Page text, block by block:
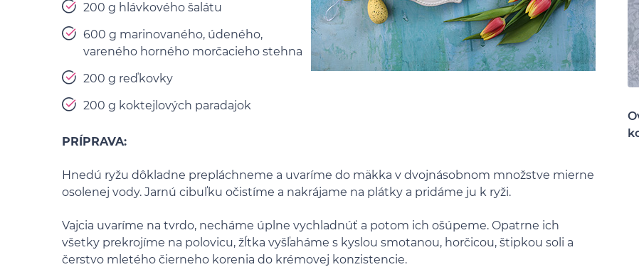
200 g hlávkového šalátu
600 g marinovaného, údeného,
vareného horného morčacieho stehna
200 g reďkovky
200 g koktejlových paradajok
PRÍPRAVA:
Hnedú ryžu dôkladne prepláchneme a uvaríme do mäkka v dvojnásobnom množstve mierne
osolenej vody. Jarnú cibuľku očistíme a nakrájame na plátky a pridáme ju k ryži.
Vajcia uvaríme na tvrdo, necháme úplne vychladnúť a potom ich ošúpeme. Opatrne ich
všetky prekrojíme na polovicu, žĺtka vyšľaháme s kyslou smotanou, horčicou, štipkou soli a
čerstvo mletého čierneho korenia do krémovej konzistencie.